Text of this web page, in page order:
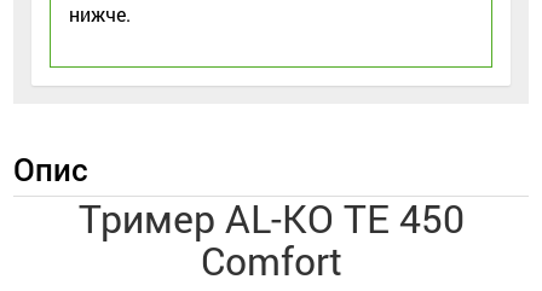
нижче.
Опис
Тример AL-KO TE 450
Comfort